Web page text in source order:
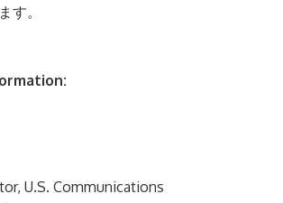
す。
U.S. Communications